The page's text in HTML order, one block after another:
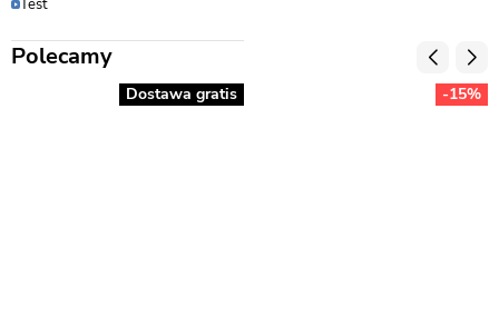
Test
Polecamy
Dostawa gratis -15%